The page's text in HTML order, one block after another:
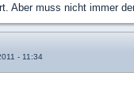
Aber muss nicht immer
- 11:34